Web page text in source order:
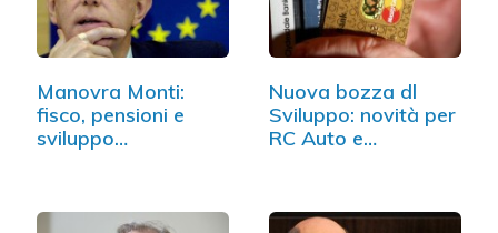
Manovra Monti:
fisco, pensioni e
sviluppo
Nuova bozza dl
Sviluppo: novità per
RC Auto e…